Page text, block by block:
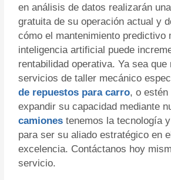
en análisis de datos realizarán
gratuita de su operación actual y
cómo el mantenimiento predictivo
inteligencia artificial puede
rentabilidad operativa. Ya sea que
servicios de taller mecánico
de repuestos para carro, o estén
expandir su capacidad mediante
camiones tenemos la tecnología
para ser su aliado estratégico en
excelencia. Contáctanos hoy
servicio.